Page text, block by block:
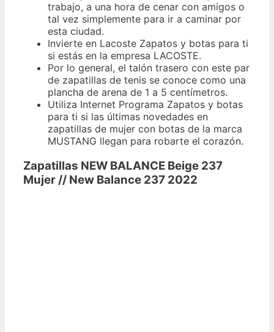
trabajo, a una hora de cenar con amigos o
tal vez simplemente para ir a caminar por
esta ciudad.
Invierte en Lacoste Zapatos y botas para ti
si estás en la empresa LACOSTE.
Por lo general, el talón trasero con este par
de zapatillas de tenis se conoce como una
plancha de arena de 1 a 5 centímetros.
Utiliza Internet Programa Zapatos y botas
para ti si las últimas novedades en
zapatillas de mujer con botas de la marca
MUSTANG llegan para robarte el corazón.
Zapatillas NEW BALANCE Beige 237
Mujer // New Balance 237 2022